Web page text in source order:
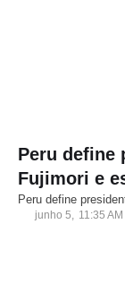
Peru define
Fujimori e
Peru define
junho 5 11:35 AM